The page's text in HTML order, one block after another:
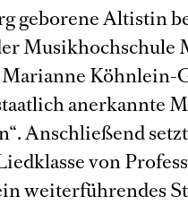
geborene Altistin
Musikhochschule
Marianne Köhnlein-
anerkannte
Anschließend
von
weiterführendes